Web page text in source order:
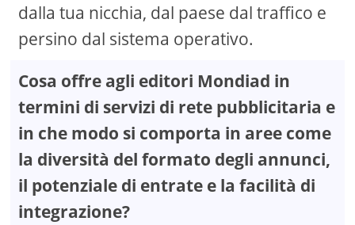
dalla tua nicchia, dal paese dal traffico e
persino dal sistema operativo.
Cosa offre agli editori Mondiad in
termini di servizi di rete pubblicitaria e
in che modo si comporta in aree come
la diversità del formato degli annunci,
il potenziale di entrate e la facilità di
integrazione?